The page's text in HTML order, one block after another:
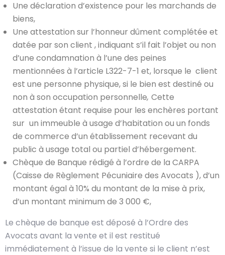
Une déclaration d’existence pour les marchands de
biens,
Une attestation sur l’honneur dûment complétée et
datée par son client , indiquant s’il fait l’objet ou non
d’une condamnation à l’une des peines
mentionnées à l’article L322-7-1 et, lorsque le client
est une personne physique, si le bien est destiné ou
non à son occupation personnelle, Cette
attestation étant requise pour les enchères portant
sur un immeuble à usage d’habitation ou un fonds
de commerce d’un établissement recevant du
public à usage total ou partiel d’hébergement.
Chèque de Banque rédigé à l’ordre de la CARPA
(Caisse de Règlement Pécuniaire des Avocats ), d’un
montant égal à 10% du montant de la mise à prix,
d’un montant minimum de 3 000 €,
Le chèque de banque est déposé à l’Ordre des
Avocats avant la vente et il est restitué
immédiatement à l’issue de la vente si le client n’est